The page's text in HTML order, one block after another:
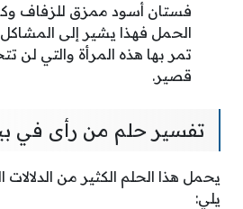
فستان أسود ممزق للزفاف
الحمل فهذا يشير إلى
تمر بها هذه المرأة والتي
قصير.
تفسير حلم من رأى في
يحمل هذا الحلم الكثير من
يلي: